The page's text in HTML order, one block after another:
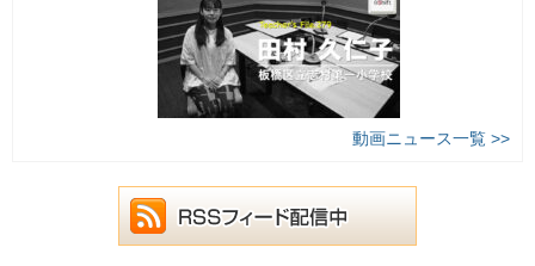
動画ニュース一覧 >>